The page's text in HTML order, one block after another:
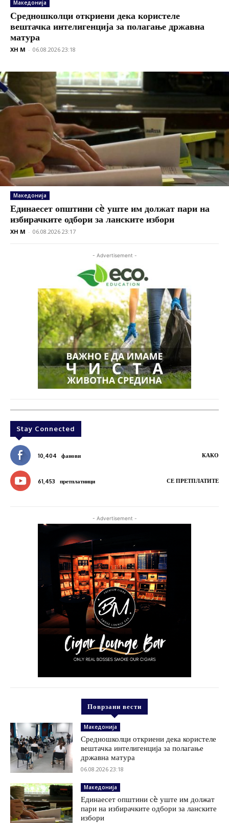
Македонија
Средношколци откриени дека користеле
вештачка интелигенција за полагање државна
матура
XH M - 06.08.2026 23:18
Македонија
Единаесет општини сè уште им должат пари на
избирачките одбори за ланските избори
XH M - 06.08.2026 23:17
- Advertisement -
Stay Connected
10,404 фанови КАКО
61,453 претплатници СЕ ПРЕТПЛАТИТЕ
- Advertisement -
Поврзани вести
Македонија
Средношколци откриени дека користеле
вештачка интелигенција за полагање
државна матура
06.08.2026 23:18
Македонија
Единаесет општини сè уште им должат
пари на избирачките одбори за ланските
избори